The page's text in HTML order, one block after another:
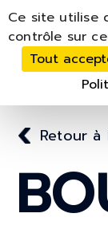
MON
Retour à
Panneau de
Ce site utilise
contrôle sur
Tout